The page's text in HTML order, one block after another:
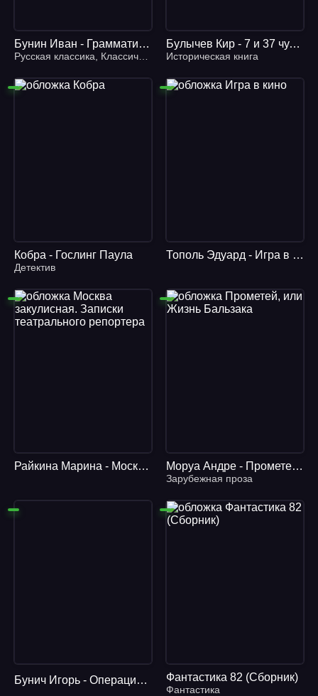
Бунин Иван - Грамматика любви
Русская классика Классическая проза ,Литература 20 века
Булычев Кир - 7 и 37 чудес света
Историческая книга
Кобра - Гослинг Паула
Детектив
Тополь Эдуард - Игра в кино
Райкина Марина - Москва закулисная. Записки театрального репортера Моруа Андре - Прометей, или Жизнь Бальзака
Зарубежная проза
Бунич Игорь - Операция Гроза или ошибка в третьем знаке. Книга 1 Фантастика 82 (Сборник)
Фантастика